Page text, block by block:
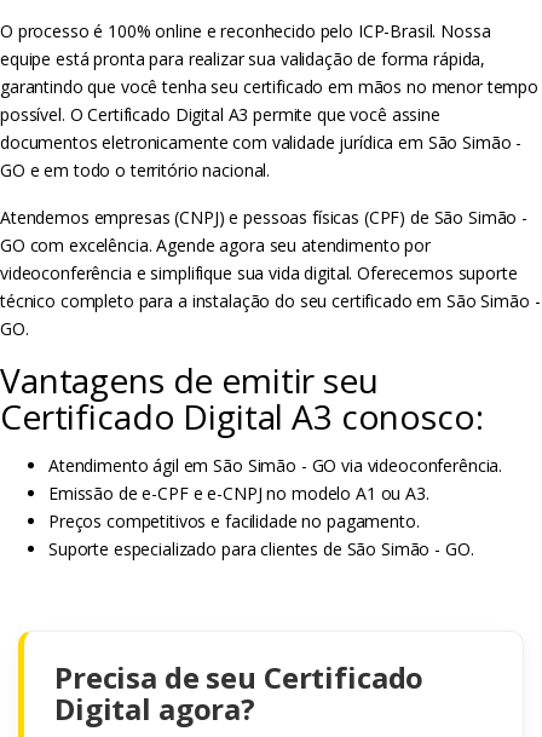
O processo é 100% online e reconhecido pelo ICP-Brasil. Nossa
equipe está pronta para realizar sua validação de forma rápida,
garantindo que você tenha seu certificado em mãos no menor tempo
possível. O Certificado Digital A3 permite que você assine
documentos eletronicamente com validade jurídica em São Simão -
GO e em todo o território nacional.
Atendemos empresas (CNPJ) e pessoas físicas (CPF) de São Simão -
GO com excelência. Agende agora seu atendimento por
videoconferência e simplifique sua vida digital. Oferecemos suporte
técnico completo para a instalação do seu certificado em São Simão -
GO.
Vantagens de emitir seu
Certificado Digital A3 conosco:
Atendimento ágil em São Simão - GO via videoconferência.
Emissão de e-CPF e e-CNPJ no modelo A1 ou A3.
Preços competitivos e facilidade no pagamento.
Suporte especializado para clientes de São Simão - GO.
Precisa de seu Certificado
Digital agora?